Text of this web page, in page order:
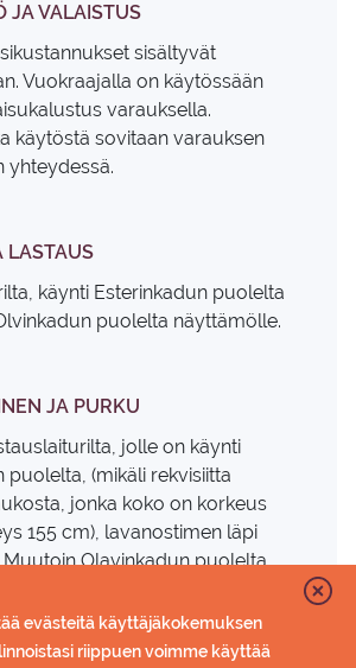
JA VALAISTUS
sisältyvät
Vuokraajalla on käytössään
varauksella.
käytöstä sovitaan varauksen
yhteydessä.
LASTAUS
käynti Esterinkadun puolelta
puolelta näyttämölle.
JA PURKU
jolle on käynti
puolelta, (mikäli rekvisiitta
jonka koko on korkeus
155 cm), lavanostimen läpi
Olavinkadun puolelta,
evästeitä käyttäjäkokemuksen
riippuen voimme käyttää